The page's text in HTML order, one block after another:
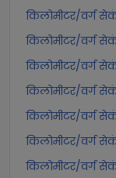
किलोमीटर/वर्ग
किलोमीटर/वर्ग
किलोमीटर/वर्ग
किलोमीटर/वर्ग
किलोमीटर/वर्ग
किलोमीटर/वर्ग
किलोमीटर/वर्ग